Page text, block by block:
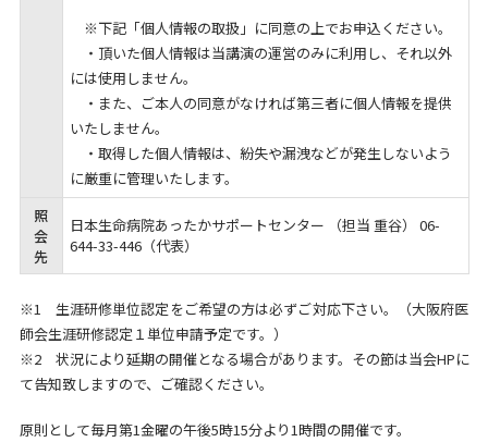
※下記「個人情報の取扱」に同意の上でお申込ください。
・頂いた個人情報は当講演の運営のみに利用し、それ以外
には使用しません。
・また、ご本人の同意がなければ第三者に個人情報を提供
いたしません。
・取得した個人情報は、紛失や漏洩などが発生しないよう
に厳重に管理いたします。
照
会
先
日本生命病院あったかサポートセンター （担当 重谷） 06-
644-33-446（代表）
※1 生涯研修単位認定をご希望の方は必ずご対応下さい。（大阪府医
師会生涯研修認定１単位申請予定です。）
※2 状況により延期の開催となる場合があります。その節は当会HPに
て告知致しますので、ご確認ください。
原則として毎月第1金曜の午後5時15分より1時間の開催です。